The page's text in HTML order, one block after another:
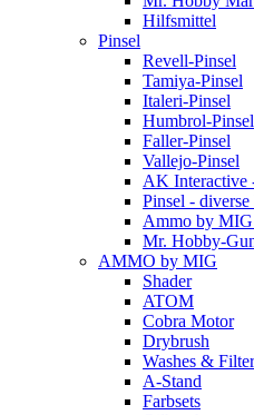
Hilfsmittel
Pinsel
Revell-Pinsel
Tamiya-Pinsel
Italeri-Pinsel
Humbrol-Pinsel
Faller-Pinsel
Vallejo-Pinsel
AK Interactive
Pinsel -
Ammo by MIG
Mr. Hobby-
AMMO by MIG
Shader
ATOM
Cobra Motor
Drybrush
Washes &
A-Stand
Farbsets